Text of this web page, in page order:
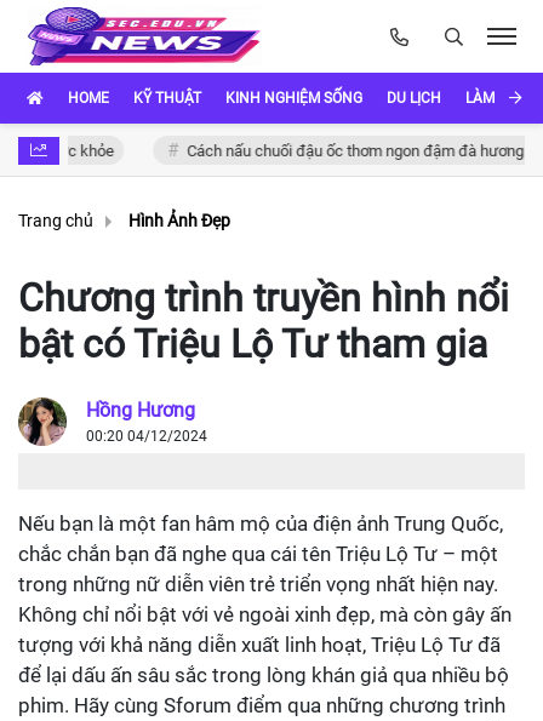
HOME KỸ THUẬT KINH NGHIỆM SỐNG DU LỊCH LÀM ĐẸP
khỏe Cách nấu chuối đậu ốc thơm ngon đậm đà hương vị Việt
Trang chủ Hình Ảnh Đẹp
Chương trình truyền hình nổi
bật có Triệu Lộ Tư tham gia
Hồng Hương
00:20 04/12/2024
Nếu bạn là một fan hâm mộ của điện ảnh Trung Quốc,
chắc chắn bạn đã nghe qua cái tên Triệu Lộ Tư – một
trong những nữ diễn viên trẻ triển vọng nhất hiện nay.
Không chỉ nổi bật với vẻ ngoài xinh đẹp, mà còn gây ấn
tượng với khả năng diễn xuất linh hoạt, Triệu Lộ Tư đã
để lại dấu ấn sâu sắc trong lòng khán giả qua nhiều bộ
phim. Hãy cùng Sforum điểm qua những chương trình